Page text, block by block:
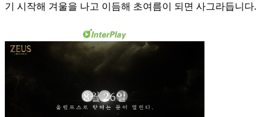
기 시작해 겨울을 나고 이듬해 초여름이 되면 사그라듭니다.